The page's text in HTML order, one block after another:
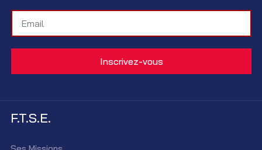
F.T.S.E.